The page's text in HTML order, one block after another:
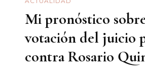
Mi pronóstico
votación del juicio
contra Rosario